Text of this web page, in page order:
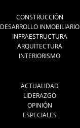
CONSTRUCCIÓN
DESARROLLO INMOBILIARIO
INFRAESTRUCTURA
ARQUITECTURA
INTERIORISMO
ACTUALIDAD
LIDERAZGO
OPINIÓN
ESPECIALES